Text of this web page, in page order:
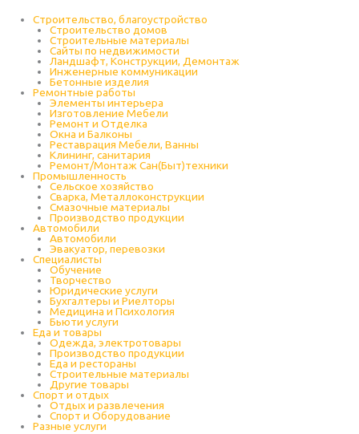
Строительство, благоустройство
Строительство домов
Строительные материалы
Сайты по недвижимости
Ландшафт, Конструкции, Демонтаж
Инженерные коммуникации
Бетонные изделия
Ремонтные работы
Элементы интерьера
Изготовление Мебели
Ремонт и Отделка
Окна и Балконы
Реставрация Мебели, Ванны
Клининг, санитария
Ремонт/Монтаж Сан(Быт)техники
Промышленность
Cельское хозяйство
Сварка, Металлоконструкции
Cмазочные материалы
Производство продукции
Автомобили
Автомобили
Эвакуатор, перевозки
Специалисты
Обучение
Творчество
Юридические услуги
Бухгалтеры и Риелторы
Медицина и Психология
Бьюти услуги
Еда и товары
Одежда, электротовары
Производство продукции
Еда и рестораны
Строительные материалы
Другие товары
Спорт и отдых
Отдых и развлечения
Спорт и Оборудование
Разные услуги